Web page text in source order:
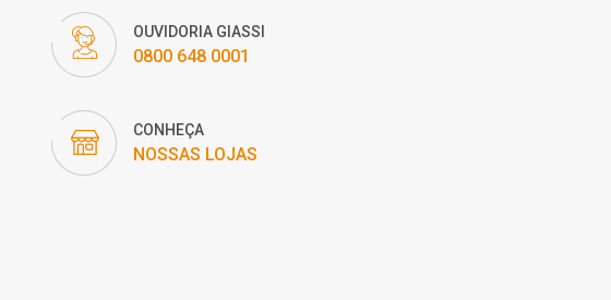
OUVIDORIA GIASSI
0800 648 0001
CONHEÇA
NOSSAS LOJAS